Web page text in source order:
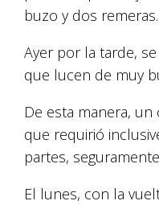
buzo y dos remeras.
Ayer por la tarde,
que lucen de muy
De esta manera,
que requirió
partes,
El lunes, con la